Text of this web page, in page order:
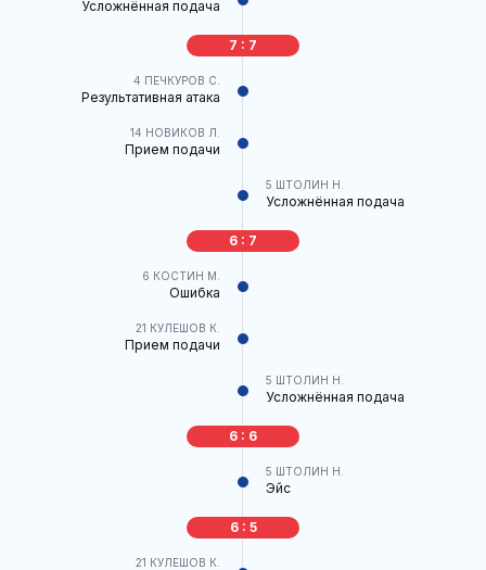
Усложнённая подача
7 : 7
4 ПЕЧКУРОВ С.
Результативная атака
14 НОВИКОВ Л.
Прием подачи
5 ШТОЛИН Н.
Усложнённая подача
6 : 7
6 КОСТИН М.
Ошибка
21 КУЛЕШОВ К.
Прием подачи
5 ШТОЛИН Н.
Усложнённая подача
6 : 6
5 ШТОЛИН Н.
Эйс
6 : 5
21 КУЛЕШОВ К.